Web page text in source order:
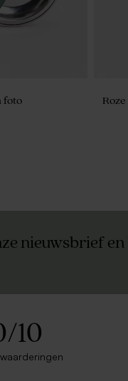
foto
nieuwsbrief
/10